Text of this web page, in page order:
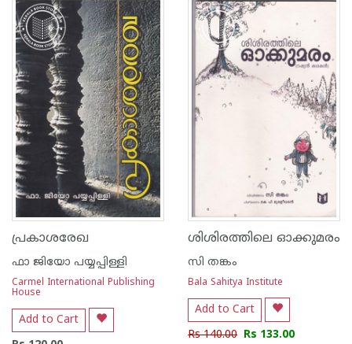
പ്രകാശരേഖ
ഫാ ജിയോ പയ്യപ്പിള്ളി
Carmel International Publishing
House
Add to Cart
ശിശിരത്തിലെ ഓക്കുമരം
സി തങ്കം
Bala Sahitya Institute
Add to Cart
Rs 140.00 Rs 133.00